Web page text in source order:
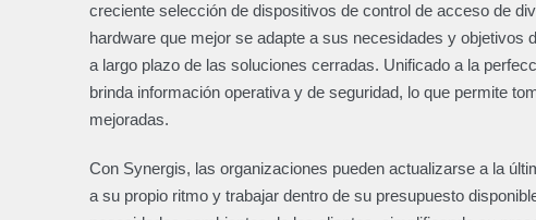
creciente selección de dispositivos de control de acceso de
hardware que mejor se adapte a sus necesidades y
a largo plazo de las soluciones cerradas. Unificado a la
brinda información operativa y de seguridad, lo que permite
mejoradas.
Con Synergis, las organizaciones pueden actualizarse a la
a su propio ritmo y trabajar dentro de su presupuesto